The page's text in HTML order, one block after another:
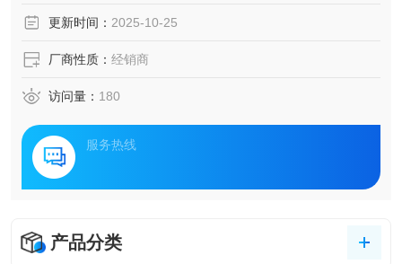
更新时间： 2025-10-25
厂商性质： 经销商
访问量： 180
服务热线
产品分类